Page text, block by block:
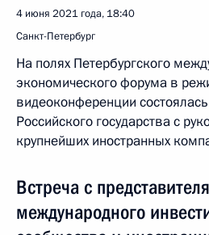
4 июня 2021 года, 18:40
Санкт-Петербург
На полях Петербургского
экономического форума в
видеоконференции
Российского государства с
крупнейших иностранных
Встреча с
международного